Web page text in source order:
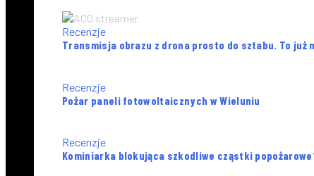
Recenzje
Transmisja obrazu z drona prosto do sztabu. To już
Recenzje
Pożar paneli fotowoltaicznych w Wieluniu
Recenzje
Kominiarka blokująca szkodliwe cząstki